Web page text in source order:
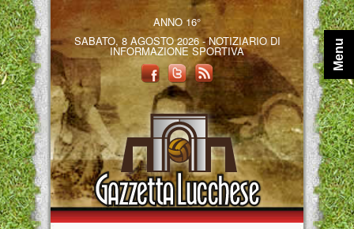
ANNO 16°
SABATO, 8 AGOSTO 2026 - NOTIZIARIO DI
INFORMAZIONE SPORTIVA Menu